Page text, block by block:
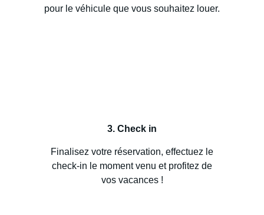
pour le véhicule que vous souhaitez louer.
3. Check in
Finalisez votre réservation, effectuez le
check-in le moment venu et profitez de
vos vacances !